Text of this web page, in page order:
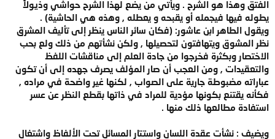
الفتق وهذا هو الشرح . ويأتي من يضع لهذا الشرح حواشي وذيولاً
يطوله فيها فيجمله أو يقبحه و يعطله , وهذه هي الحاشية) .
ويقول الطاهر ابن عاشور: (فكان سائر الناس ينظر إلى تأليف المشرق
نظر المشوق ويتهافتون لتحصيلها , ولكن نشأتهم من ذلك ولع بحب
الاختصار وبكثرة فخرجوا من جادة العلم إلى مناقشات اللفظ
والتعقيدات , ومن العجب أن صار المؤلف يصرف جهده إلى أن تكون
عباراته مضبوطة جارية على الصواب , لكنها غير واضحة في مراده ,
فكأنه يقتنع بكونها مؤدية للمراد في ذاتها بقطع النظر عن عسر
استفادة مطالعها ذلك منها .
ويضيف : نشأت عقدة اللسان واستتار المسائل تحت الألفاظ واشتغال